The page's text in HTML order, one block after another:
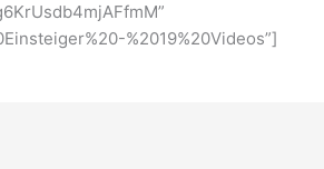
%2019%20Videos”]